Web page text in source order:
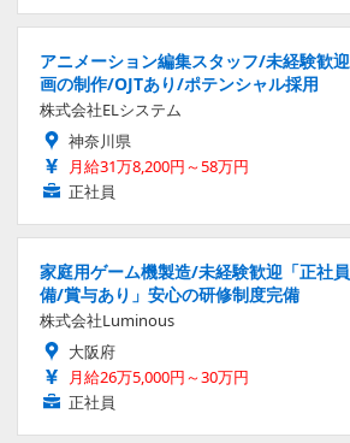
アニメーション編集スタッフ/未経験歓
画の制作/OJTあり/ポテンシャル採用
株式会社ELシステム
神奈川県
月給31万8,200円～58万円
正社員
家庭用ゲーム機製造/未経験歓迎「正社
備/賞与あり」安心の研修制度完備
株式会社Luminous
大阪府
月給26万5,000円～30万円
正社員